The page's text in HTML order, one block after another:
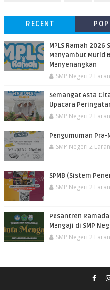
RECENT
MPLS Ramah 2026
Menyambut Murid
Menyenangkan
SMP Negeri 2
Semangat Asta
Upacara
SMP Negeri 2
Pengumuman Pra-
SMP Negeri 2
SPMB (Sistem
SMP Negeri 2
Pesantren
Mengaji di SMP
SMP Negeri 2